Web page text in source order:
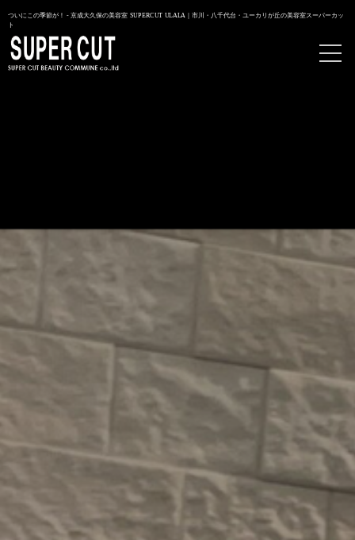
ついにこの季節が！ - 京成大久保の美容室 SUPERCUT ULALA｜市川・八千代台・ユーカリが丘の美容室スーパーカッ
ト